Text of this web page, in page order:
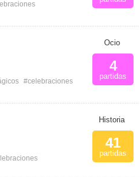
#celebraciones
Ocio
4
partidas
Historia
41
partidas